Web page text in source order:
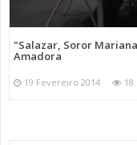
"Salazar, Soror
Amadora
19 Fevereiro 2014 18